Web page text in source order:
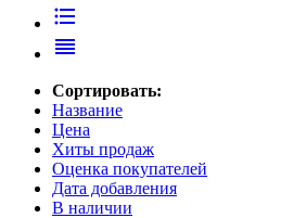
format_list_bulleted
reorder
Сортировать:
Название
Цена
Хиты продаж
Оценка покупателей
Дата добавления
В наличии